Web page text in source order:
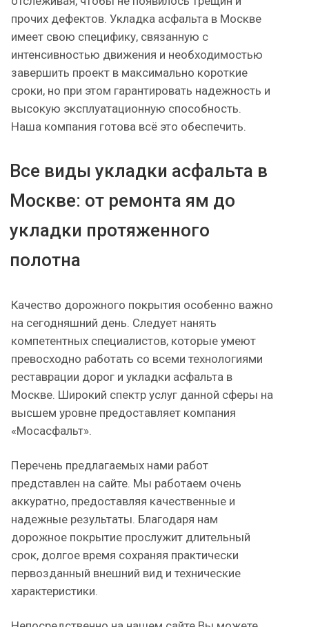
прочих дефектов. Укладка асфальта в Москве
имеет свою специфику, связанную с
интенсивностью движения и необходимостью
завершить проект в максимально короткие
сроки, но при этом гарантировать надежность и
высокую эксплуатационную способность.
Наша компания готова всё это обеспечить.
Все виды укладки асфальта в
Москве: от ремонта ям до
укладки протяженного
полотна
Качество дорожного покрытия особенно важно
на сегодняшний день. Следует нанять
компетентных специалистов, которые умеют
превосходно работать со всеми технологиями
реставрации дорог и укладки асфальта в
Москве. Широкий спектр услуг данной сферы на
высшем уровне предоставляет компания
«Мосасфальт».
Перечень предлагаемых нами работ
представлен на сайте. Мы работаем очень
аккуратно, предоставляя качественные и
надежные результаты. Благодаря нам
дорожное покрытие прослужит длительный
срок, долгое время сохраняя практически
первозданный внешний вид и технические
характеристики.